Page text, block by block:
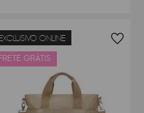
ONLINE
GRÁTIS